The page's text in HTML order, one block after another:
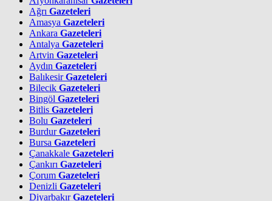
Ağrı Gazeteleri
Amasya Gazeteleri
Ankara Gazeteleri
Antalya Gazeteleri
Artvin Gazeteleri
Aydın Gazeteleri
BalıkesirGazeteleri
Bilecik Gazeteleri
Bingöl Gazeteleri
Bitlis Gazeteleri
Bolu Gazeteleri
BurdurGazeteleri
Bursa Gazeteleri
Çanakkale Gazeteleri
Çankırı Gazeteleri
Çorum Gazeteleri
Denizli Gazeteleri
DiyarbakırGazeteleri